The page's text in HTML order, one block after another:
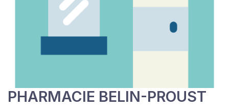
PHARMACIE BELIN-PROUST